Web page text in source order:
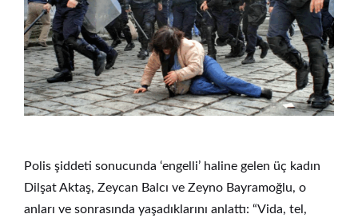
Polis şiddeti sonucunda ‘engelli’ haline gelen üç kadın
Dilşat Aktaş, Zeycan Balcı ve Zeyno Bayramoğlu, o
anları ve sonrasında yaşadıklarını anlattı: “Vida, tel,